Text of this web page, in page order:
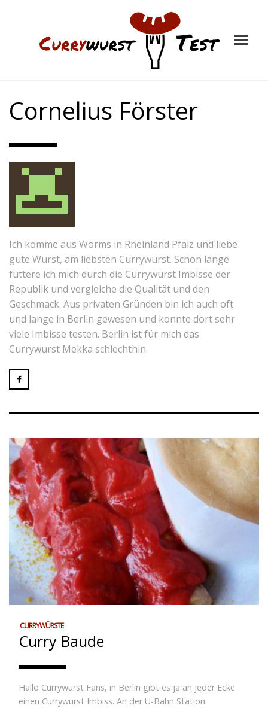
Cornelius Förster
Ich komme aus Worms in Rheinland Pfalz und liebe
gute Wurst, am liebsten Currywurst. Schon lange
futtere ich mich durch die Currywurst Imbisse der
Republik und vergleiche die Qualität und den
Geschmack. Aus privaten Gründen bin ich auch oft
und lange in Berlin gewesen und konnte dort sehr
viele Imbisse testen. Berlin ist für mich das
Currywurst Mekka schlechthin.
CURRYWÜRSTE
Curry Baude
Hallo Currywurst Fans, in Berlin gibt es ja an jeder Ecke
einen Currywurst Imbiss. An der U-Bahn Station